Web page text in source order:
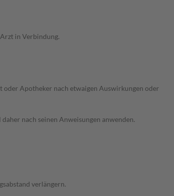
in Verbindung.
oder Apotheker nach etwaigen Auswirkungen oder
nach seinen Anweisungen anwenden.
verlängern.